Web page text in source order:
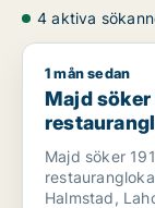
4 aktiva
Majd söker
1 mån sedan
Majd
Ljungby,
Majd söker
Halmstad,